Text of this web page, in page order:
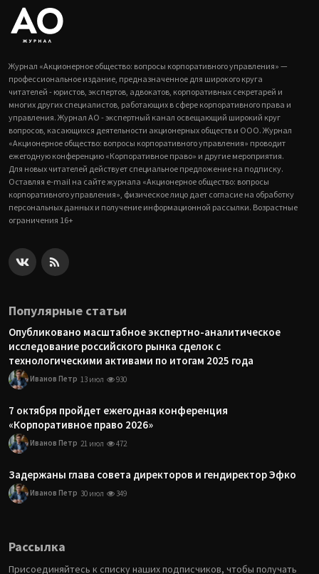
Журнал «Акционерное общество: вопросы корпоративного управления» —
профессиональное издание, предназначенное для широкого круга
читателей - юристов, экспертов, адвокатов, корпоративных секретарей и
многих других специалистов, работающих в сфере корпоративного права и
управления. Журнал АО - экспертный канал освещающий широкий круг
вопросов, касающихся деятельности акционерных обществ и ООО. Журнал
«Акционерное общество: вопросы корпоративного управления» проводит
ежегодную конференцию «Корпоративное право» и другие мероприятия.
Для новых читателей действует специальное предложение на подписку.
Оставляя e-mail на сайте журнала «Акционерное общество: вопросы
корпоративного управления», физическое лицо дает согласие на обработку
персональных данных и получение информационной рассылки. Возрастные
ограничения 16+
Популярные статьи
Опубликовано масштабное экспертно-аналитическое
исследование российского рынка сделок с
технологическими активами по итогам 2025 года
Иванов Петр 13 июл 930
7 октября пройдет ежегодная конференция
«Корпоративное право 2026»
Иванов Петр 21 июл 472
Задержаны глава совета директоров и гендиректор Эфко
Иванов Петр 30 июл 349
Рассылка
Присоединяйтесь к списку наших подписчиков, чтобы получать